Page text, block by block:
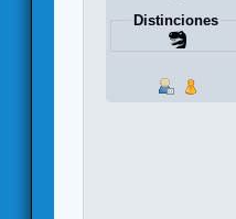
Distinciones